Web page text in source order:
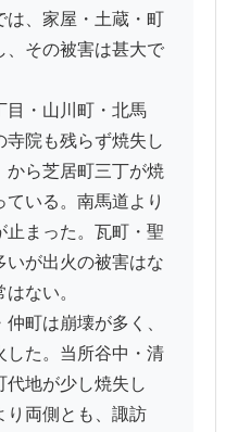
は、家屋・土蔵・町
、その被害は甚大で
目・山川町・北馬
院も残らず焼失し
から芝居町三丁が焼
いる。南馬道より
止まった。瓦町・聖
いが出火の被害はな
ない。
町は崩壊が多く、
した。当所谷中・清
代地が少し焼失し
り両側とも、諏訪